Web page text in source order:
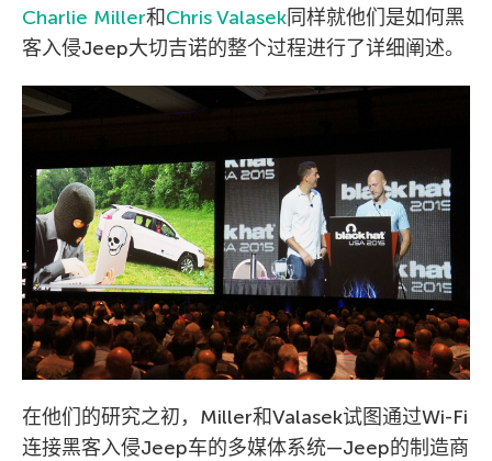
Charlie Miller和Chris Valasek同样就他们是如何黑
客入侵Jeep大切吉诺的整个过程进行了详细阐述。
在他们的研究之初，Miller和Valasek试图通过Wi-Fi
连接黑客入侵Jeep车的多媒体系统—Jeep的制造商